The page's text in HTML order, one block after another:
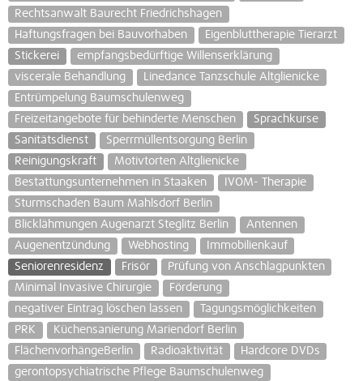
Rechtsanwalt Baurecht Friedrichshagen
Haftungsfragen bei Bauvorhaben
Eigenbluttherapie Tierarzt
Stickerei
empfangsbedürftige Willenserklärung
viscerale Behandlung
Linedance Tanzschule Altglienicke
Entrümpelung Baumschulenweg
Freizeitangebote für behinderte Menschen
Sprachkurse
Sanitätsdienst
Sperrmüllentsorgung Berlin
Reinigungskraft
Motivtorten Altglienicke
Bestattungsunternehmen in Staaken
IVOM- Therapie
Sturmschaden Baum Mahlsdorf Berlin
Blicklähmungen Augenarzt Steglitz Berlin
Antennen
Augenentzündung
Webhosting
Immobilienkauf
Seniorenresidenz
Frisör
Prüfung von Anschlagpunkten
Minimal Invasive Chirurgie
Förderung
negativer Eintrag löschen lassen
Tagungsmöglichkeiten
PRK
Küchensanierung Mariendorf Berlin
FlächenvorhängeBerlin
Radioaktivität
Hardcore DVDs
gerontopsychiatrische Pflege Baumschulenweg